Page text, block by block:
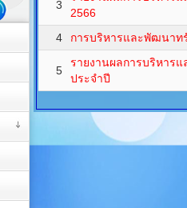
3
2566
4
การบริหารและพัฒนาท
5
รายงานผลการบริหาร
ประจำปี